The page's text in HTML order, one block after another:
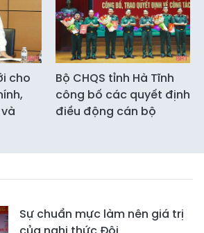
cho
Bộ CHQS tỉnh Hà Tĩnh
công bố các quyết định
điều động cán bộ
Sự chuẩn mực làm nên giá trị